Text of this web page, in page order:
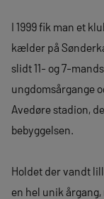
I 1999 fik man et
kælder på
slidt 11- og 7-
ungdomsårgange
Avedøre stadion,
bebyggelsen.
Holdet der vandt
en hel unik